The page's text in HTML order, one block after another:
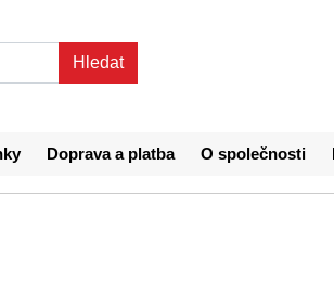
Doprava a platba O společnosti